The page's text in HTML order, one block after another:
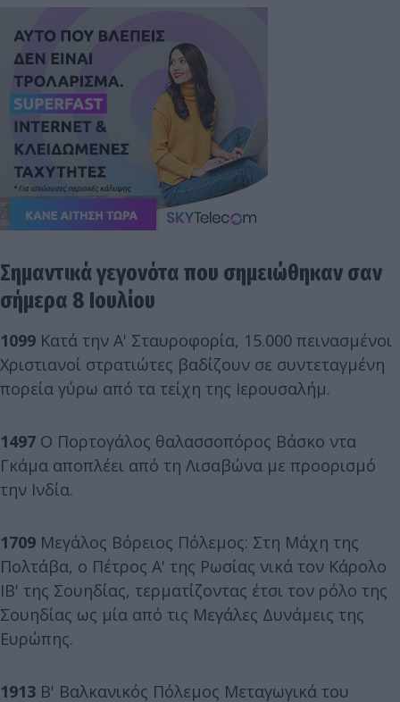
Σημαντικά γεγονότα που σημειώθηκαν σαν
σήμερα 8 Ιουλίου
1099 Κατά την Α' Σταυροφορία, 15.000 πεινασμένοι
Χριστιανοί στρατιώτες βαδίζουν σε συντεταγμένη
πορεία γύρω από τα τείχη της Ιερουσαλήμ.
1497 Ο Πορτογάλος θαλασσοπόρος Βάσκο ντα
Γκάμα αποπλέει από τη Λισαβώνα με προορισμό
την Ινδία.
1709 Μεγάλος Βόρειος Πόλεμος: Στη Μάχη της
Πολτάβα, ο Πέτρος Α' της Ρωσίας νικά τον Κάρολο
ΙΒ' της Σουηδίας, τερματίζοντας έτσι τον ρόλο της
Σουηδίας ως μία από τις Μεγάλες Δυνάμεις της
Ευρώπης.
1913 Β' Βαλκανικός Πόλεμος Μεταγωγικά του